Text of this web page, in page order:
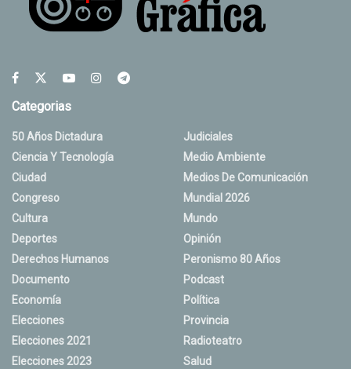
Categorias
50 Años Dictadura
Ciencia Y Tecnología
Ciudad
Congreso
Cultura
Deportes
Derechos Humanos
Documento
Economía
Elecciones
Elecciones 2021
Elecciones 2023
Judiciales
Medio Ambiente
Medios De Comunicación
Mundial 2026
Mundo
Opinión
Peronismo 80 Años
Podcast
Política
Provincia
Radioteatro
Salud